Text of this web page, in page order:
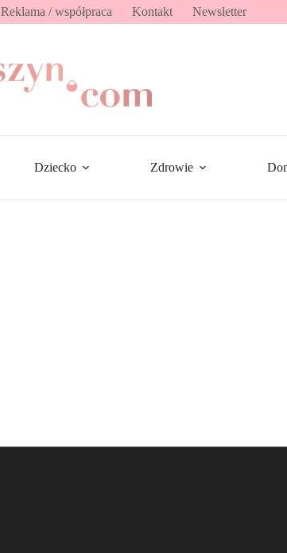
Reklama / współpraca Kontakt Newsletter
Dziecko Zdrowie